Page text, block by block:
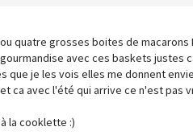
quatre grosses boites de macarons
avec ces baskets justes
que je les vois elles me donnent
ca avec l'été qui arrive ce n'est pas
la cooklette :)